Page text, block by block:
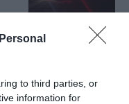
to third parties, or
information for